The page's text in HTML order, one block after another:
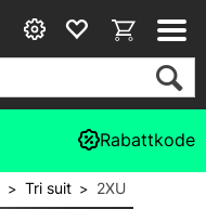
Rabattkode
>Tri suit> 2XU